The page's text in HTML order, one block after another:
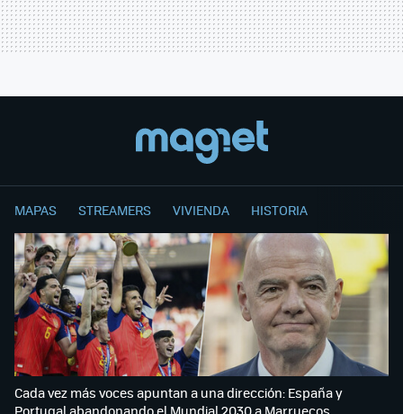
MAPAS STREAMERS VIVIENDA HISTORIA
Cada vez más voces apuntan a una dirección: España y